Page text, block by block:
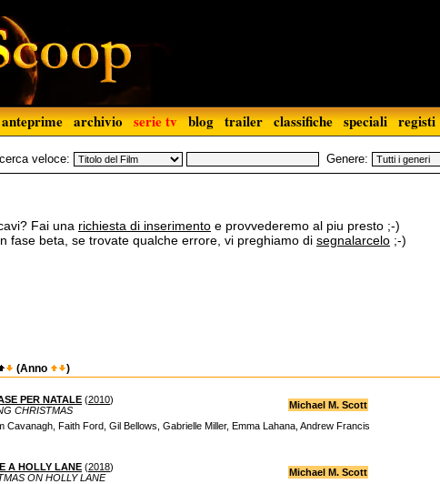
anteprime archivio serie tv blog trailer classifiche speciali registi
veloce: Genere:
Fai una richiesta di inserimento e provvederemo al piu presto ;-)
fase beta, se trovate qualche errore, vi preghiamo di segnalarcelo ;-)
(Anno )
PER NATALE (2010)
CHRISTMAS
Michael M. Scott
Cavanagh, Faith Ford, Gil Bellows, Gabrielle Miller, Emma Lahana, Andrew Francis
A HOLLY LANE (2018)
ON HOLLY LANE
Michael M. Scott